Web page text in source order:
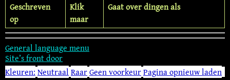
Geschreven
op
Klik
maar
Gaat over dingen als
General language menu
Site’s front door
Kleuren: Neutraal RaarGeen voorkeurPagina opnieuw laden